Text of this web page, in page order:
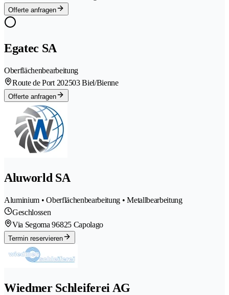
Offerte anfragen
Egatec SA
Oberflächenbearbeitung
Route de Port 202503 Biel/Bienne
Offerte anfragen
Aluworld SA
Aluminium • Oberflächenbearbeitung • Metallbearbeitung
Geschlossen
Via Segoma 96825 Capolago
Termin reservieren
Wiedmer Schleiferei AG